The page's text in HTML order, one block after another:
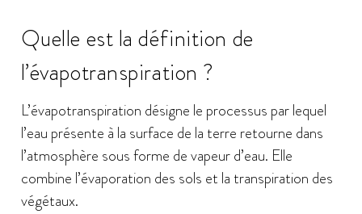
Quelle est la définition de
l’évapotranspiration ?
L’évapotranspiration désigne le processus par lequel
l’eau présente à la surface de la terre retourne dans
l’atmosphère sous forme de vapeur d’eau. Elle
combine l’évaporation des sols et la transpiration des
végétaux.